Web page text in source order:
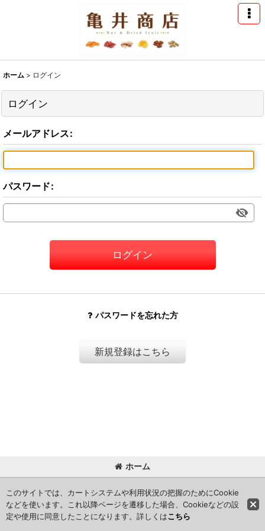
ホーム > ログイン
ログイン
メールアドレス:
パスワード:
ログイン
パスワードを忘れた方
新規登録はこちら
ホーム
このサイトでは、カートシステムや利用状況の把握のためにCookie
などを使います。これ以降ページを遷移した場合、Cookieなどの設
定や使用に同意したことになります。詳しくはこちら